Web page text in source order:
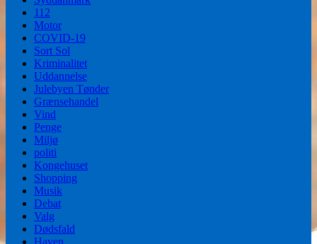
112
Motor
COVID-19
Sort Sol
Kriminalitet
Uddannelse
Julebyen Tønder
Grænsehandel
Vind
Penge
Miljø
politi
Kongehuset
Shopping
Musik
Debat
Valg
Dødsfald
Haven